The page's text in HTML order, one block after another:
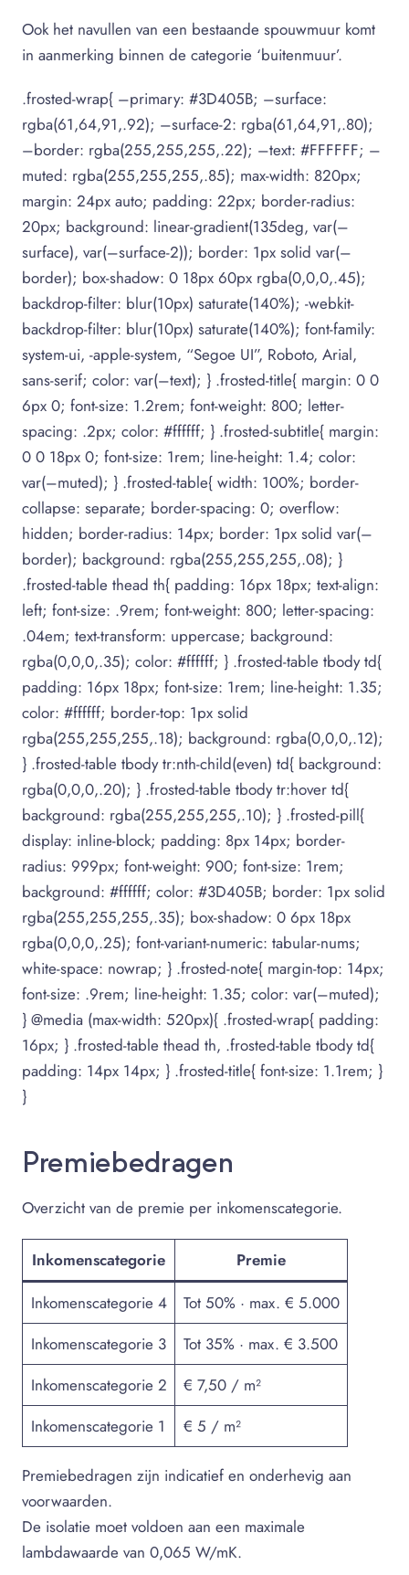
Ook het navullen van een bestaande spouwmuur komt
in aanmerking binnen de categorie ‘buitenmuur’.
.frosted-wrap{ –primary: #3D405B; –surface:
rgba(61,64,91,.92); –surface-2: rgba(61,64,91,.80);
–border: rgba(255,255,255,.22); –text: #FFFFFF; –
muted: rgba(255,255,255,.85); max-width: 820px;
margin: 24px auto; padding: 22px; border-radius:
20px; background: linear-gradient(135deg, var(–
surface), var(–surface-2)); border: 1px solid var(–
border); box-shadow: 0 18px 60px rgba(0,0,0,.45);
backdrop-filter: blur(10px) saturate(140%); -webkit-
backdrop-filter: blur(10px) saturate(140%); font-family:
system-ui, -apple-system, “Segoe UI”, Roboto, Arial,
sans-serif; color: var(–text); } .frosted-title{ margin: 0 0
6px 0; font-size: 1.2rem; font-weight: 800; letter-
spacing: .2px; color: #ffffff; } .frosted-subtitle{ margin:
0 0 18px 0; font-size: 1rem; line-height: 1.4; color:
var(–muted); } .frosted-table{ width: 100%; border-
collapse: separate; border-spacing: 0; overflow:
hidden; border-radius: 14px; border: 1px solid var(–
border); background: rgba(255,255,255,.08); }
.frosted-table thead th{ padding: 16px 18px; text-align:
left; font-size: .9rem; font-weight: 800; letter-spacing:
.04em; text-transform: uppercase; background:
rgba(0,0,0,.35); color: #ffffff; } .frosted-table tbody td{
padding: 16px 18px; font-size: 1rem; line-height: 1.35;
color: #ffffff; border-top: 1px solid
rgba(255,255,255,.18); background: rgba(0,0,0,.12);
} .frosted-table tbody tr:nth-child(even) td{ background:
rgba(0,0,0,.20); } .frosted-table tbody tr:hover td{
background: rgba(255,255,255,.10); } .frosted-pill{
display: inline-block; padding: 8px 14px; border-
radius: 999px; font-weight: 900; font-size: 1rem;
background: #ffffff; color: #3D405B; border: 1px solid
rgba(255,255,255,.35); box-shadow: 0 6px 18px
rgba(0,0,0,.25); font-variant-numeric: tabular-nums;
white-space: nowrap; } .frosted-note{ margin-top: 14px;
font-size: .9rem; line-height: 1.35; color: var(–muted);
} @media (max-width: 520px){ .frosted-wrap{ padding:
16px; } .frosted-table thead th, .frosted-table tbody td{
padding: 14px 14px; } .frosted-title{ font-size: 1.1rem; }
}
Premiebedragen
Overzicht van de premie per inkomenscategorie.
Inkomenscategorie
Premie
Inkomenscategorie 4
Tot 50% · max. € 5.000
Inkomenscategorie 3
Tot 35% · max. € 3.500
Inkomenscategorie 2
€ 7,50 / m²
Inkomenscategorie 1
€ 5 / m²
Premiebedragen zijn indicatief en onderhevig aan
voorwaarden.
De isolatie moet voldoen aan een maximale
lambdawaarde van 0,065 W/mK.